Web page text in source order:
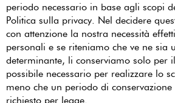
periodo necessario in base agli scopi
Politica sulla privacy. Nel decidere
con attenzione la nostra necessità
personali e se riteniamo che ve ne sia
determinante, li conserviamo solo per
possibile necessario per realizzare lo
meno che un periodo di